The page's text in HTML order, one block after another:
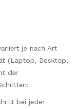
je nach Art
(Laptop, Desktop,
der
bei jeder